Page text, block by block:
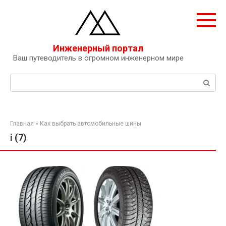
Инженерный портал
Ваш путеводитель в огромном инженерном мире
Поиск:
Главная » Как выбрать автомобильные шины
i (7)